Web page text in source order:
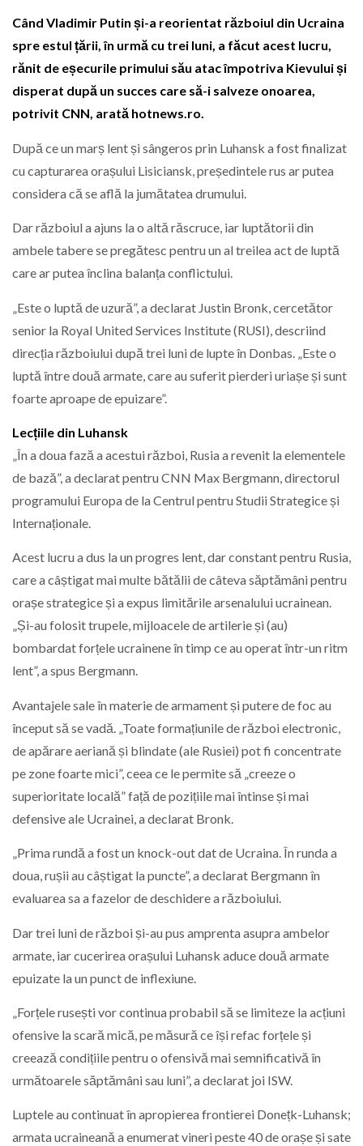
Când Vladimir Putin și-a reorientat războiul din Ucraina
spre estul țării, în urmă cu trei luni, a făcut acest lucru,
rănit de eșecurile primului său atac împotriva Kievului și
disperat după un succes care să-i salveze onoarea,
potrivit CNN, arată hotnews.ro.
După ce un marș lent și sângeros prin Luhansk a fost finalizat
cu capturarea orașului Lisiciansk, președintele rus ar putea
considera că se află la jumătatea drumului.
Dar războiul a ajuns la o altă răscruce, iar luptătorii din
ambele tabere se pregătesc pentru un al treilea act de luptă
care ar putea înclina balanța conflictului.
„Este o luptă de uzură”, a declarat Justin Bronk, cercetător
senior la Royal United Services Institute (RUSI), descriind
direcția războiului după trei luni de lupte în Donbas. „Este o
luptă între două armate, care au suferit pierderi uriașe și sunt
foarte aproape de epuizare”.
Lecțiile din Luhansk
„În a doua fază a acestui război, Rusia a revenit la elementele
de bază”, a declarat pentru CNN Max Bergmann, directorul
programului Europa de la Centrul pentru Studii Strategice și
Internaționale.
Acest lucru a dus la un progres lent, dar constant pentru Rusia,
care a câștigat mai multe bătălii de câteva săptămâni pentru
orașe strategice și a expus limitările arsenalului ucrainean.
„Și-au folosit trupele, mijloacele de artilerie și (au)
bombardat forțele ucrainene în timp ce au operat într-un ritm
lent”, a spus Bergmann.
Avantajele sale în materie de armament și putere de foc au
început să se vadă. „Toate formațiunile de război electronic,
de apărare aeriană și blindate (ale Rusiei) pot fi concentrate
pe zone foarte mici”, ceea ce le permite să „creeze o
superioritate locală” față de pozițiile mai întinse și mai
defensive ale Ucrainei, a declarat Bronk.
„Prima rundă a fost un knock-out dat de Ucraina. În runda a
doua, rușii au câștigat la puncte”, a declarat Bergmann în
evaluarea sa a fazelor de deschidere a războiului.
Dar trei luni de război și-au pus amprenta asupra ambelor
armate, iar cucerirea orașului Luhansk aduce două armate
epuizate la un punct de inflexiune.
„Forțele rusești vor continua probabil să se limiteze la acțiuni
ofensive la scară mică, pe măsură ce își refac forțele și
creează condițiile pentru o ofensivă mai semnificativă în
următoarele săptămâni sau luni”, a declarat joi ISW.
Luptele au continuat în apropierea frontierei Donețk-Luhansk;
armata ucraineană a enumerat vineri peste 40 de orașe și sate